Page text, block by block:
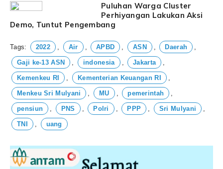
Puluhan Warga Cluster
Perhiyangan Lakukan Aksi
Demo, Tuntut Pengembang
Tags: 2022 Air APBD ASN Daerah
Gaji ke-13 ASN indonesia Jakarta
Kemenkeu RI Kementerian Keuangan RI
Menkeu Sri Mulyani MU pemerintah
pensiun PNS Polri PPP Sri Mulyani
TNI uang